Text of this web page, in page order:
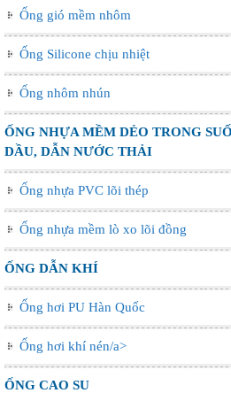
Ống gió mềm nhôm
Ống Silicone chịu nhiệt
Ống nhôm nhún
ỐNG NHỰA MỀM DẺO TRONG
DẦU, DẪN NƯỚC THẢI
Ống nhựa PVC lõi thép
Ống nhựa mềm lò xo lõi đồng
ỐNG DẪN KHÍ
Ống hơi PU Hàn Quốc
Ống hơi khí nén/a>
ỐNG CAO SU